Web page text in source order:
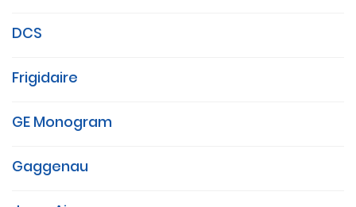
DCS
Frigidaire
GE Monogram
Gaggenau